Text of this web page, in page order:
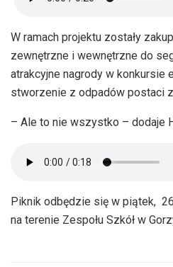
W ramach projektu zostały
zewnętrzne i wewnętrzne do
atrakcyjne nagrody w konkursie
stworzenie z odpadów postaci
– Ale to nie wszystko – dodaje
Piknik odbędzie się w piątek,
na terenie Zespołu Szkół w